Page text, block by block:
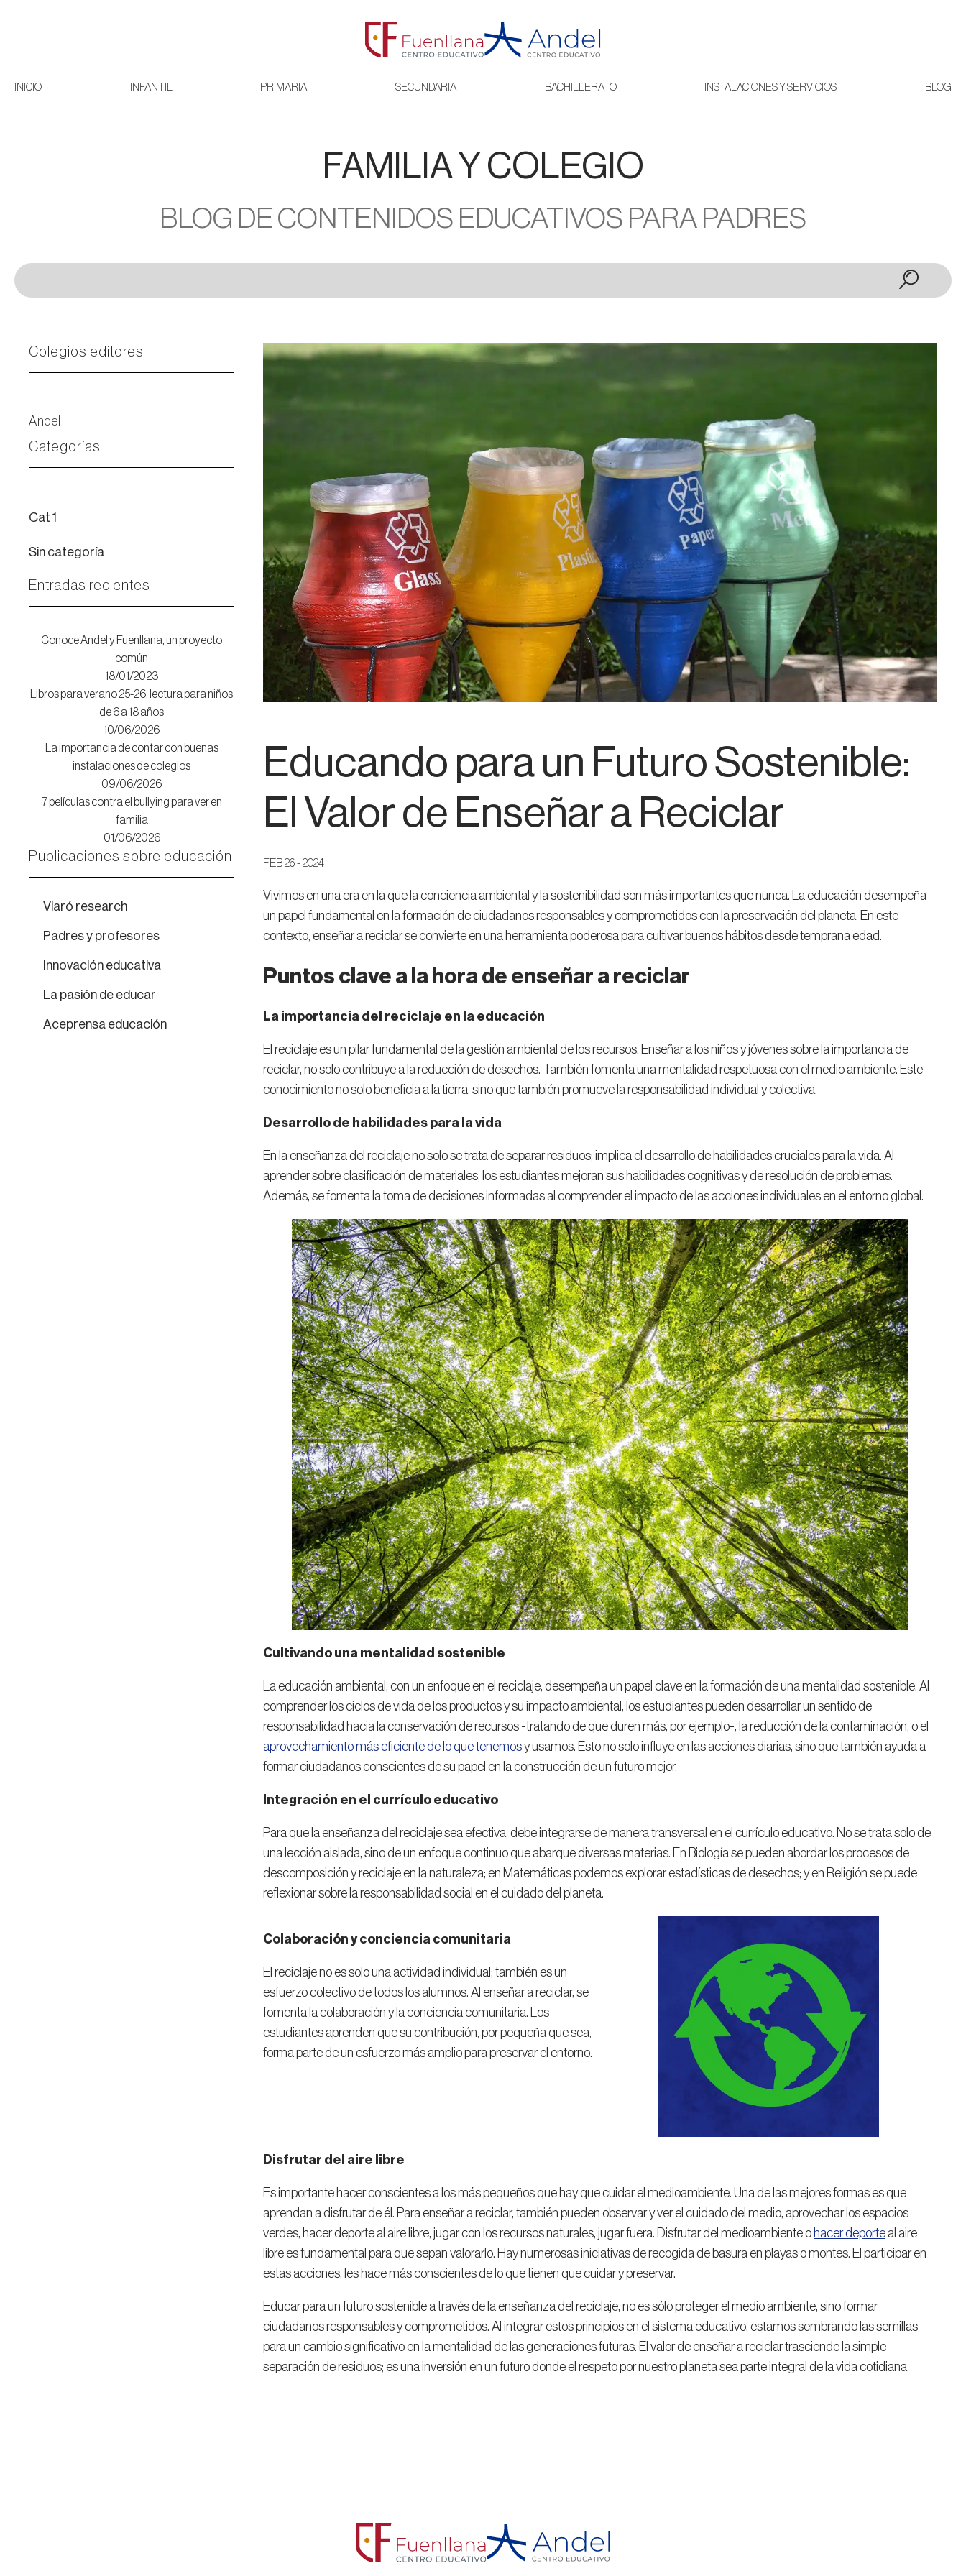
INICIO INFANTIL PRIMARIA SECUNDARIA BACHILLERATO INSTALACIONES Y SERVICIOS BLOG
FAMILIA Y COLEGIO
BLOG DE CONTENIDOS EDUCATIVOS PARA PADRES
Colegios editores
Andel
Categorías
Cat 1
Sin categoría
Entradas recientes
Conoce Andel y Fuenllana, un proyecto
común
18/01/2023
Libros para verano 25-26: lectura para niños
de 6 a 18 años
10/06/2026
La importancia de contar con buenas
instalaciones de colegios
09/06/2026
7 películas contra el bullying para ver en
familia
01/06/2026
Publicaciones sobre educación
Viaró research
Padres y profesores
Innovación educativa
La pasión de educar
Aceprensa educación
Educando para un Futuro Sostenible:
El Valor de Enseñar a Reciclar
FEB 26 - 2024
Vivimos en una era en la que la conciencia ambiental y la sostenibilidad son más importantes que nunca. La educación desempeña
un papel fundamental en la formación de ciudadanos responsables y comprometidos con la preservación del planeta. En este
contexto, enseñar a reciclar se convierte en una herramienta poderosa para cultivar buenos hábitos desde temprana edad.
Puntos clave a la hora de enseñar a reciclar
La importancia del reciclaje en la educación
El reciclaje es un pilar fundamental de la gestión ambiental de los recursos. Enseñar a los niños y jóvenes sobre la importancia de
reciclar, no solo contribuye a la reducción de desechos. También fomenta una mentalidad respetuosa con el medio ambiente. Este
conocimiento no solo beneficia a la tierra, sino que también promueve la responsabilidad individual y colectiva.
Desarrollo de habilidades para la vida
En la enseñanza del reciclaje no solo se trata de separar residuos; implica el desarrollo de habilidades cruciales para la vida. Al
aprender sobre clasificación de materiales, los estudiantes mejoran sus habilidades cognitivas y de resolución de problemas.
Además, se fomenta la toma de decisiones informadas al comprender el impacto de las acciones individuales en el entorno global.
Cultivando una mentalidad sostenible
La educación ambiental, con un enfoque en el reciclaje, desempeña un papel clave en la formación de una mentalidad sostenible. Al
comprender los ciclos de vida de los productos y su impacto ambiental, los estudiantes pueden desarrollar un sentido de
responsabilidad hacia la conservación de recursos -tratando de que duren más, por ejemplo-, la reducción de la contaminación, o el
aprovechamiento más eficiente de lo que tenemosy usamos. Esto no solo influye en las acciones diarias, sino que también ayuda a
formar ciudadanos conscientes de su papel en la construcción de un futuro mejor.
Integración en el currículo educativo
Para que la enseñanza del reciclaje sea efectiva, debe integrarse de manera transversal en el currículo educativo. No se trata solo de
una lección aislada, sino de un enfoque continuo que abarque diversas materias. En Biología se pueden abordar los procesos de
descomposición y reciclaje en la naturaleza; en Matemáticas podemos explorar estadísticas de desechos; y en Religión se puede
reflexionar sobre la responsabilidad social en el cuidado del planeta.
Colaboración y conciencia comunitaria
El reciclaje no es solo una actividad individual; también es un
esfuerzo colectivo de todos los alumnos. Al enseñar a reciclar, se
fomenta la colaboración y la conciencia comunitaria. Los
estudiantes aprenden que su contribución, por pequeña que sea,
forma parte de un esfuerzo más amplio para preservar el entorno.
Disfrutar del aire libre
Es importante hacer conscientes a los más pequeños que hay que cuidar el medioambiente. Una de las mejores formas es que
aprendan a disfrutar de él. Para enseñar a reciclar, también pueden observar y ver el cuidado del medio, aprovechar los espacios
verdes, hacer deporte al aire libre, jugar con los recursos naturales, jugar fuera. Disfrutar del medioambiente o hacer deporteal aire
libre es fundamental para que sepan valorarlo. Hay numerosas iniciativas de recogida de basura en playas o montes. El participar en
estas acciones, les hace más conscientes de lo que tienen que cuidar y preservar.
Educar para un futuro sostenible a través de la enseñanza del reciclaje, no es sólo proteger el medio ambiente, sino formar
ciudadanos responsables y comprometidos. Al integrar estos principios en el sistema educativo, estamos sembrando las semillas
para un cambio significativo en la mentalidad de las generaciones futuras. El valor de enseñar a reciclar trasciende la simple
separación de residuos; es una inversión en un futuro donde el respeto por nuestro planeta sea parte integral de la vida cotidiana.